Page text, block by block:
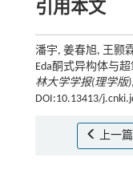
引用本文
潘宇, 姜春旭, 王颢
Eda酮式异构体与
林大学学报(理学版)
DOI:10.13413/
上一篇